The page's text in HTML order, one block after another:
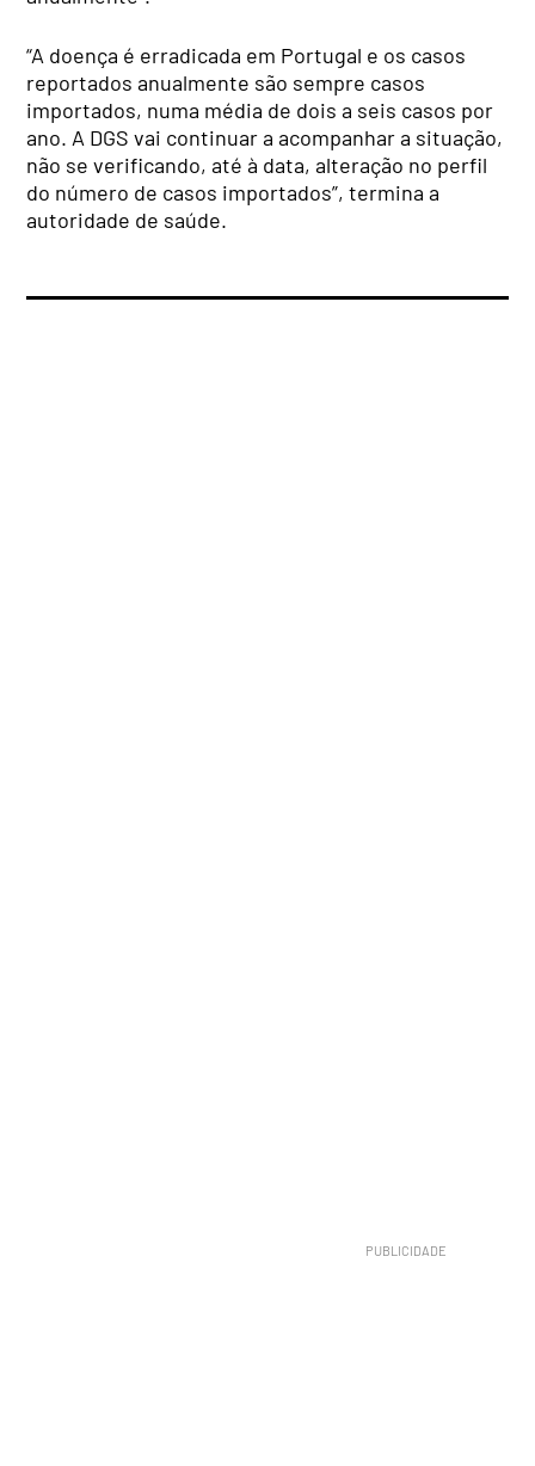
“A doença é erradicada em Portugal e os casos
reportados anualmente são sempre casos
importados, numa média de dois a seis casos por
ano. A DGS vai continuar a acompanhar a situação,
não se verificando, até à data, alteração no perfil
do número de casos importados”, termina a
autoridade de saúde.